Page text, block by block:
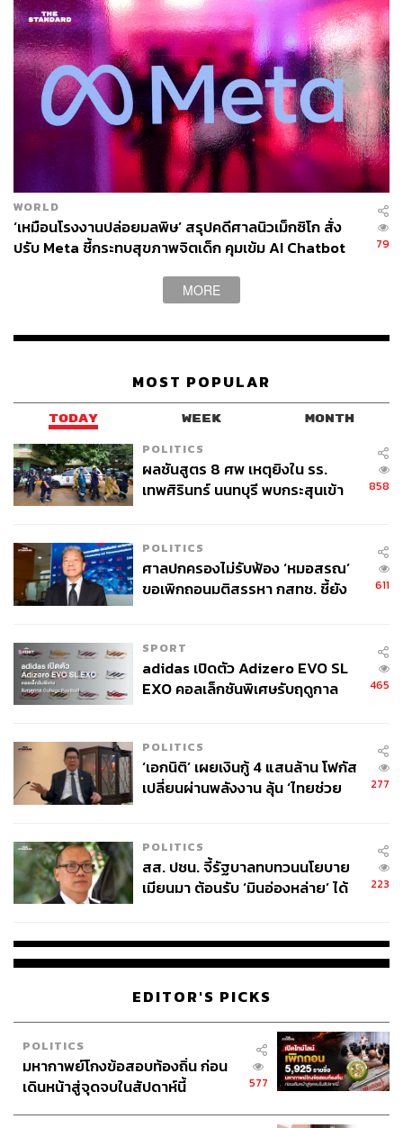
WORLD
‘เหมือนโรงงานปล่อยมลพิษ’ สรุปคดีศาลนิวเม็กซิโก สั่ง
ปรับ Meta ชี้กระทบสุขภาพจิตเด็ก คุมเข้ม AI Chatbot
79
MORE
MOST POPULAR
TODAY WEEK MONTH
POLITICS
ผลชันสูตร 8 ศพ เหตุยิงใน รร.
เทพศิรินทร์ นนทบุรี พบกระสุนเข้า
858
POLITICS
ศาลปกครองไม่รับฟ้อง ‘หมอสรณ’
ขอเพิกถอนมติสรรหา กสทช. ชี้ยัง
611
SPORT
adidas เปิดตัว Adizero EVO SL
EXO คอลเล็กชันพิเศษรับฤดูกาล
465
POLITICS
‘เอกนิติ’ เผยเงินกู้ 4 แสนล้าน โฟกัส
เปลี่ยนผ่านพลังงาน ลุ้น ‘ไทยช่วย
277
POLITICS
สส. ปชน. จี้รัฐบาลทบทวนนโยบาย
เมียนมา ต้อนรับ ‘มินอ่องหล่าย’ ได้
223
EDITOR'S PICKS
POLITICS
มหากาพย์โกงข้อสอบท้องถิ่น ก่อน
เดินหน้าสู่จุดจบในสัปดาห์นี้
577